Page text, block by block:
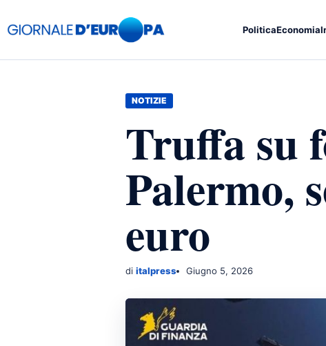
PoliticaEconomia
NOTIZIE
Truffa su
Palermo,
euro
di italpress Giugno 5, 2026